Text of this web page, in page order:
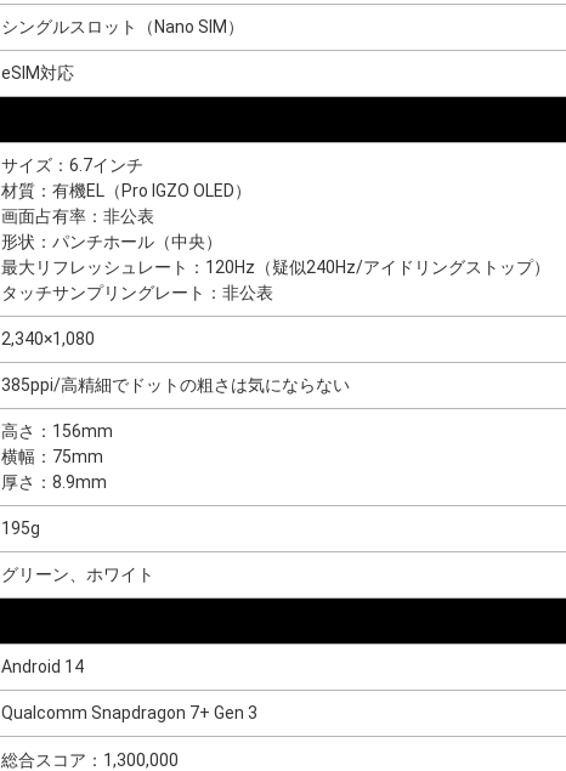
シングルスロット（Nano SIM）
eSIM対応
サイズ：6.7インチ
材質：有機EL（Pro IGZO OLED）
画面占有率：非公表
形状：パンチホール（中央）
最大リフレッシュレート：120Hz（疑似240Hz/アイドリングストップ）
タッチサンプリングレート：非公表
2,340×1,080
385ppi/高精細でドットの粗さは気にならない
高さ：156mm
横幅：75mm
厚さ：8.9mm
195g
グリーン、ホワイト
Android 14
Qualcomm Snapdragon 7+ Gen 3
総合スコア：1,300,000